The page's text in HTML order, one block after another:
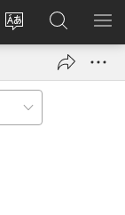
Taal
wijzigen
Inloggen
(opent
Zoeken
op
JW.ORG